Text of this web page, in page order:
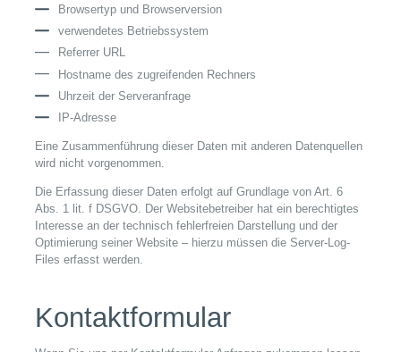
Browsertyp und Browserversion
verwendetes Betriebssystem
Referrer URL
Hostname des zugreifenden Rechners
Uhrzeit der Serveranfrage
IP-Adresse
Eine Zusammenführung dieser Daten mit anderen Datenquellen
wird nicht vorgenommen.
Die Erfassung dieser Daten erfolgt auf Grundlage von Art. 6
Abs. 1 lit. f DSGVO. Der Websitebetreiber hat ein berechtigtes
Interesse an der technisch fehlerfreien Darstellung und der
Optimierung seiner Website – hierzu müssen die Server-Log-
Files erfasst werden.
Kontaktformular